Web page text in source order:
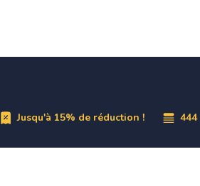
Jusqu'à 15% de réduction ! 444